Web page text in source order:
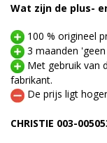
Wat zijn de plus-
100 % origineel
3 maanden
Met gebruik van
fabrikant.
De prijs ligt
CHRISTIE 003-